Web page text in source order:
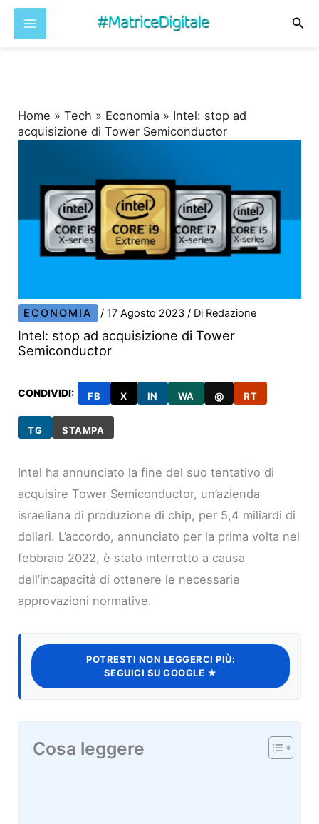
Home »Tech » Economia » Intel: stop ad
acquisizione di Tower Semiconductor
ECONOMIA /17 Agosto 2023/ Di Redazione
Intel: stop ad acquisizione di Tower
Semiconductor
CONDIVIDI: FB X IN WA @ RT
TG STAMPA
Intel ha annunciato la fine del suo tentativo di
acquisire Tower Semiconductor, un’azienda
israeliana di produzione di chip, per 5,4 miliardi di
dollari. L’accordo, annunciato per la prima volta nel
febbraio 2022, è stato interrotto a causa
dell’incapacità di ottenere le necessarie
approvazioni normative.
POTRESTI NON LEGGERCI PIÙ:
SEGUICI SU GOOGLE ★
Cosa leggere